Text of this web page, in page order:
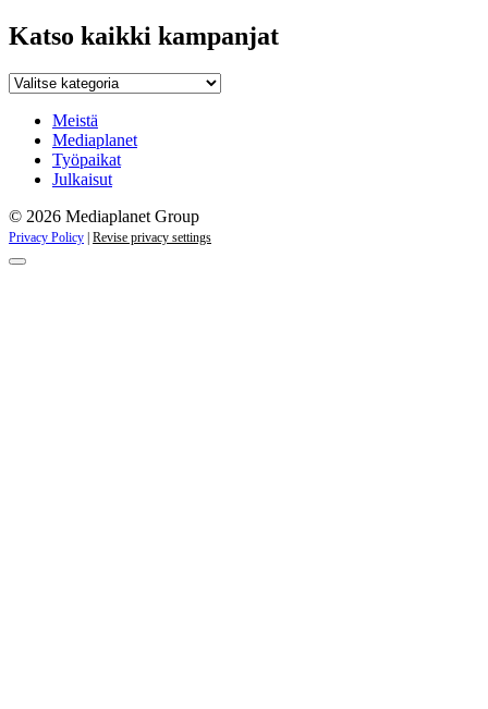
Katso kaikki kampanjat
Katso
kampanjat
Meistä
Mediaplanet
Työpaikat
Julkaisut
© 2026 Mediaplanet Group
Privacy Policy | Revise privacy settings